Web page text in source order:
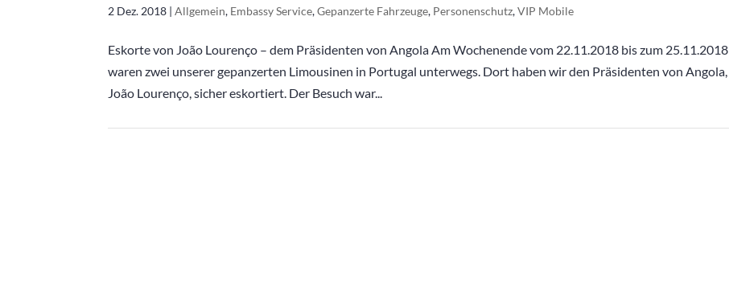
2 Dez. 2018 |Allgemein, Embassy Service,Gepanzerte Fahrzeuge, Personenschutz,VIP Mobile
Eskorte von João Lourenço – dem Präsidenten von Angola Am Wochenende vom 22.11.2018 bis zum 25.11.2018
waren zwei unserer gepanzerten Limousinen in Portugal unterwegs. Dort haben wir den Präsidenten von Angola,
João Lourenço, sicher eskortiert. Der Besuch war...